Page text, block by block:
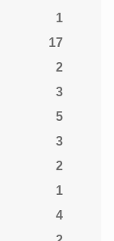
1
17
2
3
5
3
2
1
4